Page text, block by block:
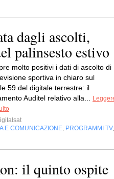
dagli ascolti,
palinsesto estivo
molto positivi i dati di ascolto di
sportiva in chiaro sul
59 del digitale terrestre: il
Auditel relativo alla...
E COMUNICAZIONE PROGRAMMI TV
il quinto ospite